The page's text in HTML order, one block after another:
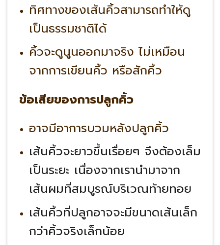
ทิศทางของเส้นคิ้วสามารถทำให้ดู
เป็นธรรมชาติได้
คิ้วจะดูนูนออกมาจริง ไม่เหมือน
จากการเขียนคิ้ว หรือสักคิ้ว
ข้อเสียของการปลูกคิ้ว
อาจมีอาการบวมหลังปลูกคิ้ว
เส้นคิ้วจะยาวขึ้นเรื่อยๆ จึงต้องเล็ม
เป็นระยะ เนื่องจากเรานำมาจาก
เส้นผมที่สมบูรณ์บริเวณท้ายทอย
เส้นคิ้วที่ปลูกอาจจะมีขนาดเส้นเล็ก
กว่าคิ้วจริงเล็กน้อย